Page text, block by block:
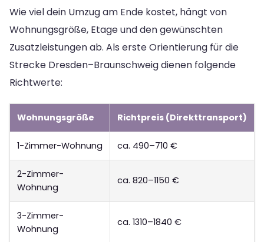
Wie viel dein Umzug am Ende kostet, hängt von
Wohnungsgröße, Etage und den gewünschten
Zusatzleistungen ab. Als erste Orientierung für die
Strecke Dresden–Braunschweig dienen folgende
Richtwerte:
Wohnungsgröße Richtpreis (Direkttransport)
1-Zimmer-Wohnung ca. 490–710 €
2-Zimmer-
Wohnung
ca. 820–1150 €
3-Zimmer-
Wohnung
ca. 1310–1840 €